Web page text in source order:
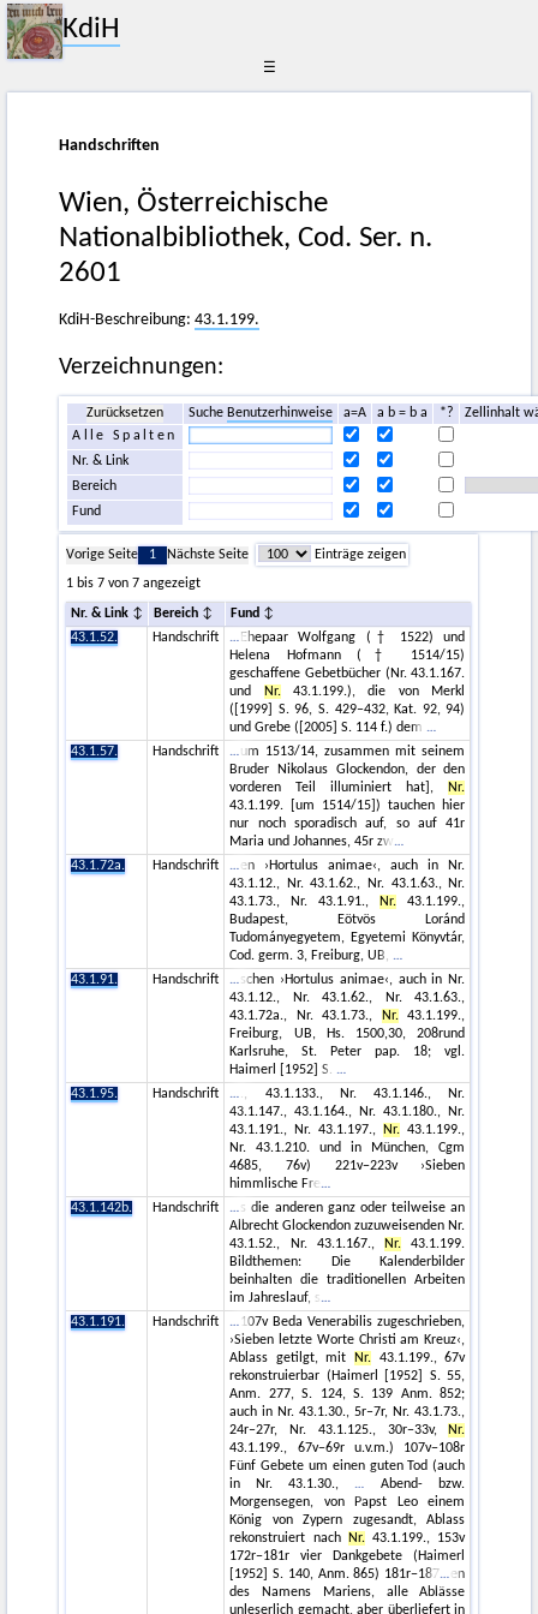
KdiH
☰
Handschriften
Wien, Österreichische
Nationalbibliothek, Cod. Ser. n.
2601
KdiH-Beschreibung:43.1.199.
Verzeichnungen:
Zurücksetzen Suche Benutzerhinweise a=A a b = b a *?
Zellinhalt
Alle Spalten
Nr. & Link
Bereich
Fund
Vorige Seite 1 Nächste Seite
Einträge zeigen
1 bis 7 von 7 angezeigt
Nr. & Link Bereich
Fund
43.1.52.
Handschrift
Ehepaar Wolfgang († 1522) und
Helena Hofmann († 1514/15)
geschaffene Gebetbücher (Nr. 43.1.167.
und
Nr.43.1.199.), die von Merkl
([1999] S. 96, S. 429–432, Kat. 92, 94)
und Grebe ([2005] S. 114 f.) dem
43.1.57.
Handschrift
um 1513/14, zusammen mit seinem
Bruder Nikolaus Glockendon, der den
vorderen Teil illuminiert hat], Nr.
43.1.199. [um 1514/15]) tauchen hier
nur noch sporadisch auf, so auf 41r
Maria und Johannes, 45r zw
43.1.72a.
Handschrift
en ›Hortulus animae‹, auch in Nr.
43.1.12., Nr. 43.1.62., Nr. 43.1.63., Nr.
43.1.73., Nr. 43.1.91., Nr. 43.1.199.,
Budapest, Eötvös Loránd
Tudományegyetem, Egyetemi Könyvtár,
Cod. germ. 3, Freiburg, UB,
43.1.91.
Handschrift
schen ›Hortulus animae‹, auch in Nr.
43.1.12., Nr. 43.1.62., Nr. 43.1.63.,
43.1.72a., Nr. 43.1.73.,
Nr.43.1.199.,
Freiburg, UB, Hs. 1500,30, 208rund
Karlsruhe, St. Peter pap. 18; vgl.
Haimerl [1952] S.
43.1.95.
Handschrift
., 43.1.133., Nr. 43.1.146., Nr.
43.1.147., 43.1.164., Nr. 43.1.180., Nr.
43.1.191., Nr. 43.1.197., Nr. 43.1.199.,
Nr. 43.1.210. und in München, Cgm
4685, 76v) 221v−223v ›Sieben
himmlische Fre
43.1.142b.
Handschrift
s die anderen ganz oder teilweise an
Albrecht Glockendon zuzuweisenden Nr.
43.1.52., Nr. 43.1.167., Nr. 43.1.199.
Bildthemen: Die Kalenderbilder
beinhalten die traditionellen Arbeiten
im Jahreslauf, s
43.1.191.
Handschrift
107v Beda Venerabilis zugeschrieben,
›Sieben letzte Worte Christi am Kreuz‹,
Ablass getilgt, mit Nr. 43.1.199., 67v
rekonstruierbar (Haimerl [1952] S. 55,
Anm. 277, S. 124, S. 139 Anm. 852;
auch in Nr. 43.1.30., 5r–7r, Nr. 43.1.73.,
24r–27r, Nr. 43.1.125., 30r−33v, Nr.
43.1.199., 67v−69r u.v.m.) 107v−108r
Fünf Gebete um einen guten Tod (auch
in Nr. 43.1.30.,
Abend- bzw.
Morgensegen, von Papst Leo einem
König von Zypern zugesandt, Ablass
rekonstruiert nach Nr.43.1.199., 153v
172r−181r vier Dankgebete (Haimerl
[1952] S. 140, Anm. 865) 181r−187
en
des Namens Mariens, alle Ablässe
unleserlich gemacht, aber überliefert in